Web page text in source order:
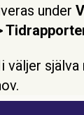
under
väljer